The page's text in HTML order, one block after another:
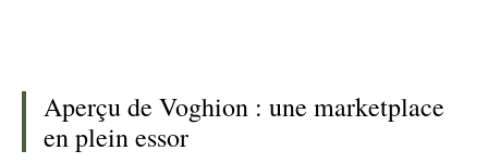
Aperçu de Voghion : une marketplace
en plein essor